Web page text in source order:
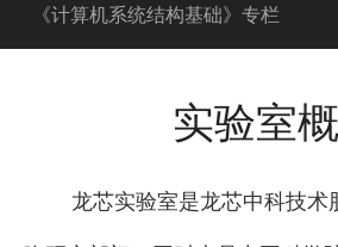
《计算机系统结构基础》专栏
实验室
龙芯实验室是龙芯中科技术